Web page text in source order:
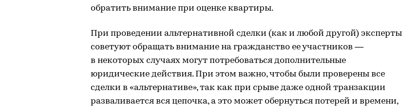
обратить внимание при оценке квартиры.
При проведении альтернативной сделки (как и любой другой) эксперты
советуют обращать внимание на гражданство ее участников —
в некоторых случаях могут потребоваться дополнительные
юридические действия. При этом важно, чтобы были проверены все
сделки в «альтернативе», так как при срыве даже одной транзакции
разваливается вся цепочка, а это может обернуться потерей и времени,